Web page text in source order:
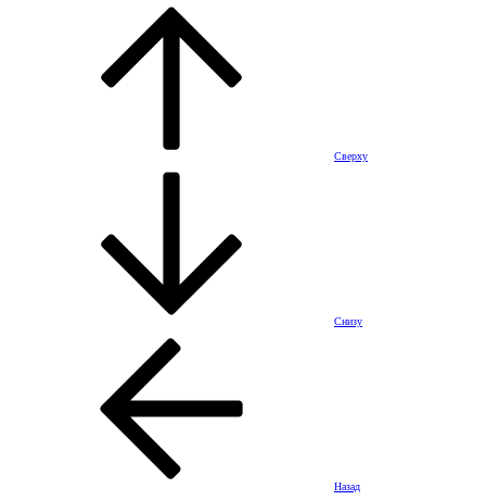
Сверху
Снизу
Назад